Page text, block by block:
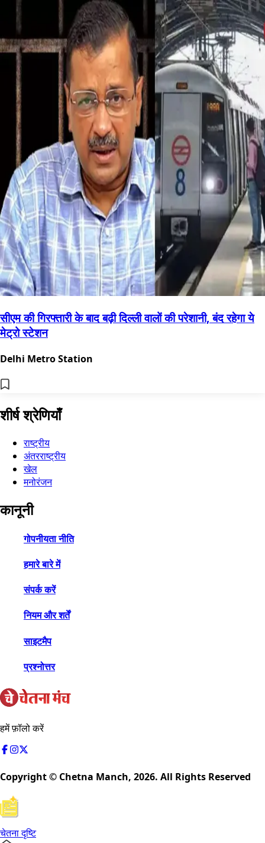
सीएम की गिरफ्तारी के बाद बढ़ी दिल्ली वालों की परेशानी, बंद रहेगा ये
मेट्रो स्टेशन
Delhi Metro Station
शीर्ष श्रेणियाँ
राष्ट्रीय
अंतरराष्ट्रीय
खेल
मनोरंजन
कानूनी
गोपनीयता नीति
हमारे बारे में
संपर्क करें
नियम और शर्तें
साइटमैप
प्रश्नोत्तर
हमें फ़ॉलो करें
Copyright © Chetna Manch, 2026. All Rights Reserved
चेतना दृष्टि